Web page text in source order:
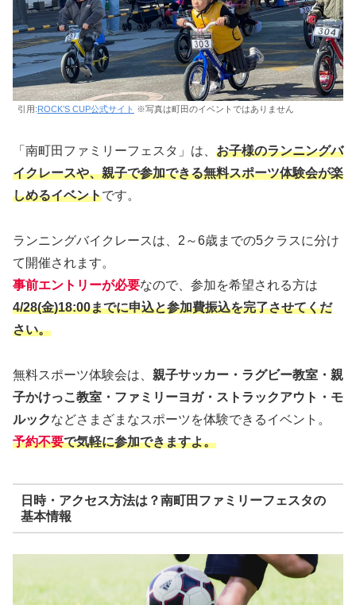
引用: ROCK’S CUP公式サイト ※写真は町田のイベントではありません
「南町田ファミリーフェスタ」は、 お子様のランニングバ
イクレースや、親子で参加できる無料スポーツ体験会が楽
しめるイベントです。
ランニングバイクレースは、2～6歳までの5クラスに分け
て開催されます。
事前エントリーが必要なので、参加を希望される方は
4/28(金)18:00までに申込と参加費振込を完了させてくだ
さい。
無料スポーツ体験会は、 親子サッカー・ラグビー教室・親
子かけっこ教室・ファミリーヨガ・ストラックアウト・モ
ルックなどさまざまなスポーツを体験できるイベント。
予約不要で気軽に参加できますよ。
日時・アクセス方法は？南町田ファミリーフェスタの
基本情報